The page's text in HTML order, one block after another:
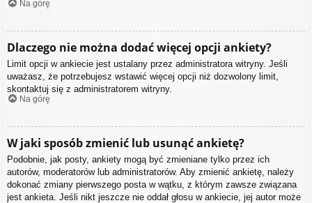
Na górę
Dlaczego nie można dodać więcej opcji ankiety?
Limit opcji w ankiecie jest ustalany przez administratora witryny. Jeśli
uważasz, że potrzebujesz wstawić więcej opcji niż dozwolony limit,
skontaktuj się z administratorem witryny.
Na górę
W jaki sposób zmienić lub usunąć ankietę?
Podobnie, jak posty, ankiety mogą być zmieniane tylko przez ich
autorów, moderatorów lub administratorów. Aby zmienić ankietę, należy
dokonać zmiany pierwszego posta w wątku, z którym zawsze związana
jest ankieta. Jeśli nikt jeszcze nie oddał głosu w ankiecie, jej autor może